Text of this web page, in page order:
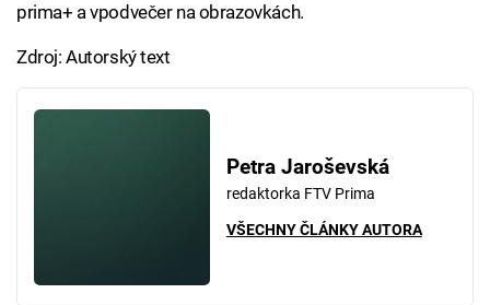
prima+ a vpodvečer na obrazovkách.
Zdroj: Autorský text
Petra Jaroševská
redaktorka FTV Prima
VŠECHNY ČLÁNKY AUTORA